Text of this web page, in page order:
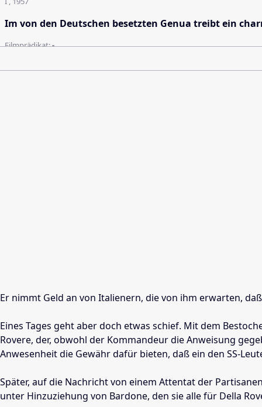
Im von den Deutschen besetzten Genua treibt ein
Filmprädikat:-
Er nimmt Geld an von Italienern, die von ihm erwarten,
Eines Tages geht aber doch etwas schief. Mit dem
Rovere, der, obwohl der Kommandeur die Anweisung
Anwesenheit die Gewähr dafür bieten, daß ein den SS-
Später, auf die Nachricht von einem Attentat der
unter Hinzuziehung von Bardone, den sie alle für Della